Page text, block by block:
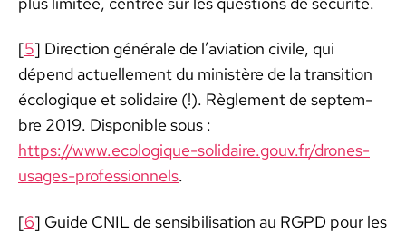
[5] Direc­tion générale de l’aviation civile, qui
dépend actuelle­ment du min­istère de la tran­si­tion
écologique et sol­idaire (!). Règle­ment de sep­tem­
bre 2019. Disponible sous :
https://www.ecologique-solidaire.gouv.fr/drones-
usages-professionnels.
[6] Guide CNIL de sen­si­bil­i­sa­tion au RGPD pour les